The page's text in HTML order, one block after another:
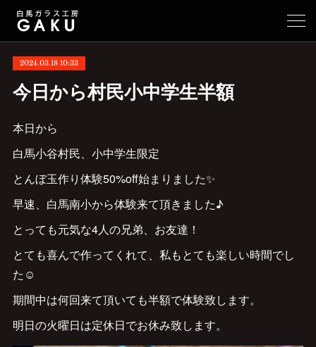
2024.03.18 10:33
今日から村民小中学生半額
本日から
白馬小谷村民、小中学生限定
とんぼ玉作り体験50%off始まりました✨
早速、白馬南小から体験来て頂きました♪
とっても元気な4人の兄弟、お友達！
とても喜んで作ってくれて、私もとても楽しい時間でし
た☺️
期間中は何回来て頂いても半額で体験致します。
明日の火曜日は定休日でお休み致します。